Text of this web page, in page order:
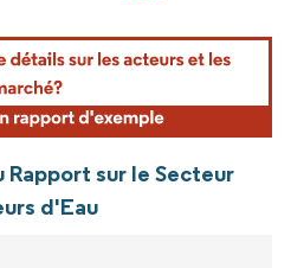
nécessite une attribution sous CC BY
sur le Secteur
d'Eau